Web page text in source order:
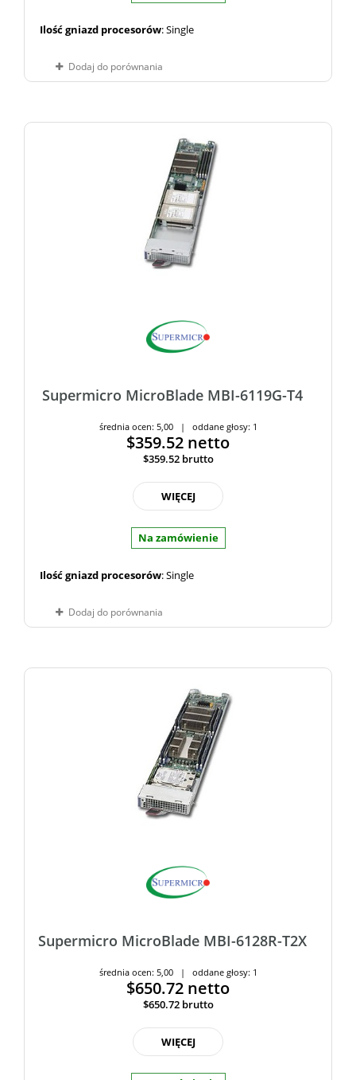
Ilość gniazd procesorów: Single
Dodaj do porównania
Supermicro MicroBlade MBI-6119G-T4
średnia ocen: 5,00 | oddane głosy: 1
$359.52 netto
$359.52 brutto
WIĘCEJ
Na zamówienie
Ilość gniazd procesorów: Single
Dodaj do porównania
Supermicro MicroBlade MBI-6128R-T2X
średnia ocen: 5,00 | oddane głosy: 1
$650.72 netto
$650.72 brutto
WIĘCEJ